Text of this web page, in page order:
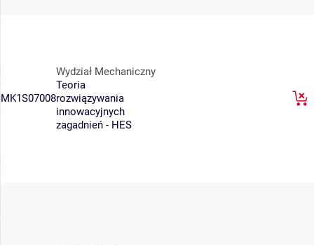
MK1S07008
Wydział Mechaniczny
Teoria
rozwiązywania
innowacyjnych
zagadnień - HES